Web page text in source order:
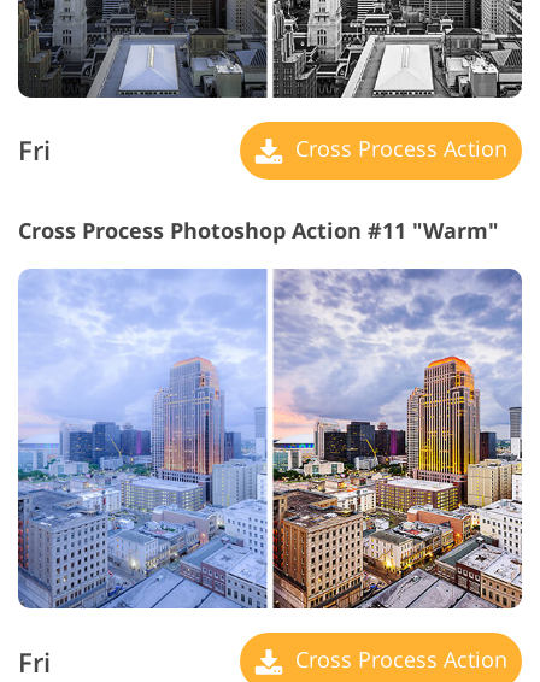
Fri Cross Process Action
Cross Process Photoshop Action #11 "Warm"
Fri Cross Process Action